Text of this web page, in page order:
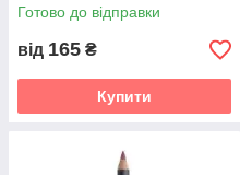
Готово до відправки
від 165 ₴
Купити